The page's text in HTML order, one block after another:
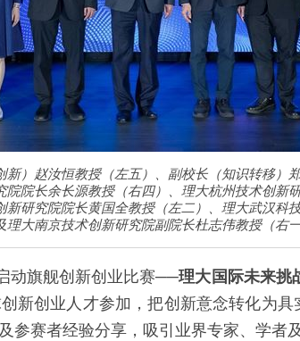
）赵汝恒教授（左五）、副校长（知识转移）
院长余长源教授（右四）、理大杭州技术创新
研究院院长黄国全教授（左二）、理大武汉科
大南京技术创新研究院副院长杜志伟教授（右
动旗舰创新创业比赛──理大国际未来挑
新创业人才参加，把创新意念转化为
赛者经验分享，吸引业界专家、学者